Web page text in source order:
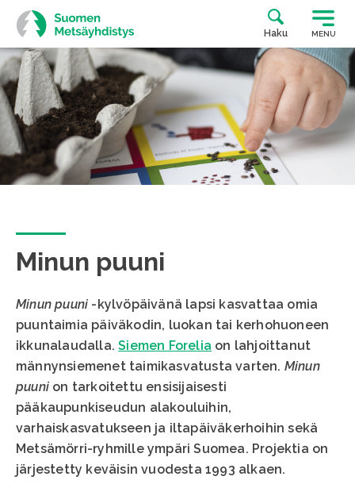
Siirry
suoraan
sisältöön
Haku MENU
Minun puuni
Minun puuni -kylvöpäivänä lapsi kasvattaa omia
puuntaimia päiväkodin, luokan tai kerhohuoneen
ikkunalaudalla.Siemen Forelia on lahjoittanut
männynsiemenet taimikasvatusta varten. Minun
puuni on tarkoitettu ensisijaisesti
pääkaupunkiseudun alakouluihin,
varhaiskasvatukseen ja iltapäiväkerhoihin sekä
Metsämörri-ryhmille ympäri Suomea. Projektia on
järjestetty keväisin vuodesta 1993 alkaen.